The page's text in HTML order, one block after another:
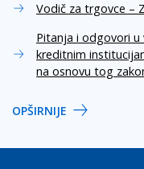
Vodič za trgovce –
Pitanja i odgovori u
kreditnim
na osnovu tog
OPŠIRNIJE